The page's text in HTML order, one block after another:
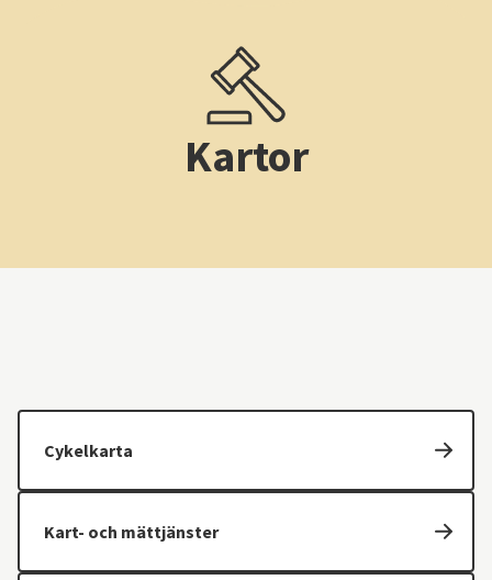
Kartor
Cykelkarta
Kart- och mättjänster